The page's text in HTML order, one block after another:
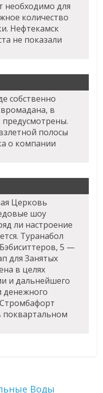
необходимо для
количество
Нефтекамск
не показали
собственно
в
полосы
о компании
Церковь
шоу
ли настроение
Туранабол
5 —
для Занятых
в целях
и дальнейшего
денежного
поквартальном
Воды